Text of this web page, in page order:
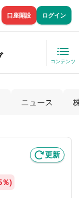
口座開設 ログイン
コンテンツ
ニュース
更新
％)